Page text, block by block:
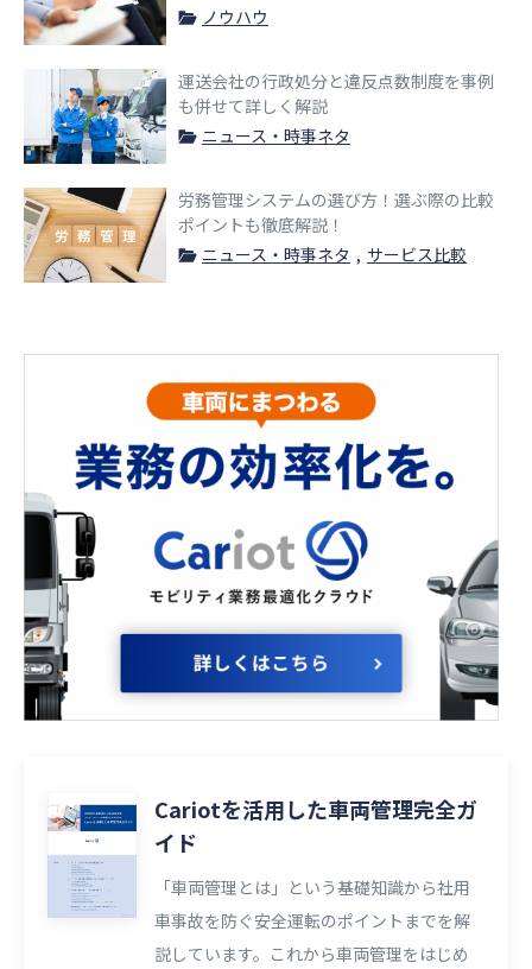
ノウハウ
運送会社の行政処分と違反点数制度を事例
も併せて詳しく解説
ニュース・時事ネタ
労務管理システムの選び方！選ぶ際の比較
ポイントも徹底解説！
ニュース・時事ネタ
サービス比較
Cariotを活用した車両管理完全ガ
イド
「車両管理とは」という基礎知識から社用
車事故を防ぐ安全運転のポイントまでを解
説しています。これから車両管理をはじめ